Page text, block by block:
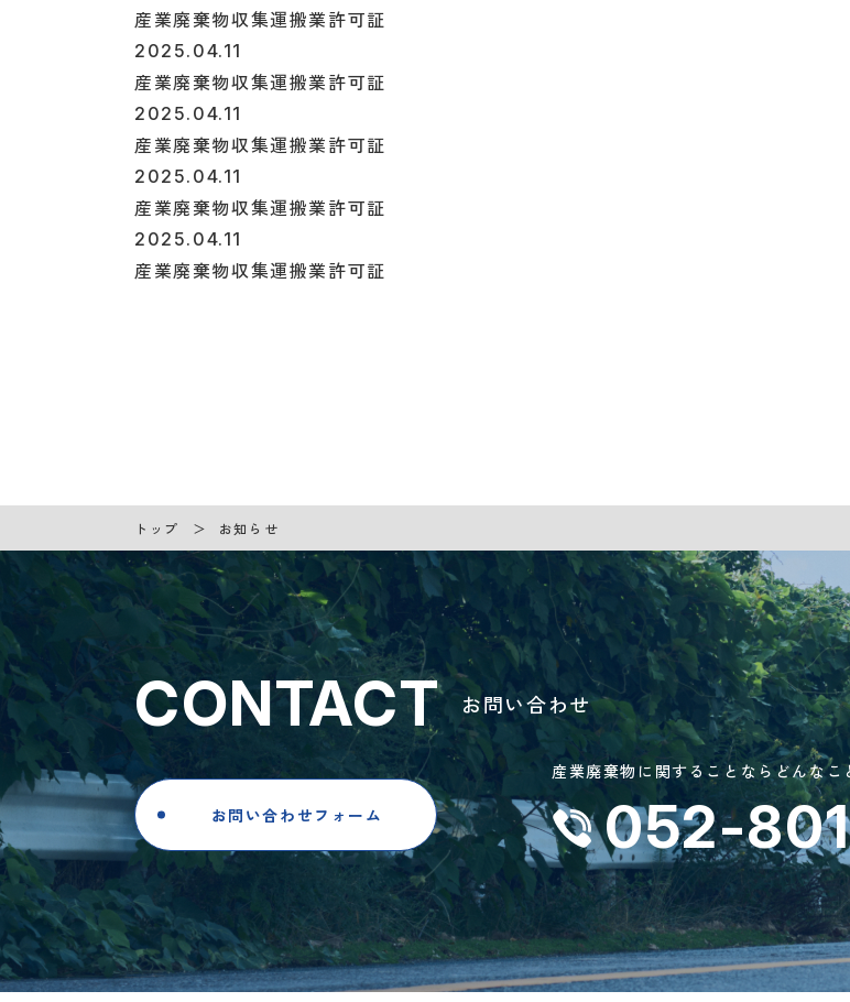
産業廃棄物収集運搬業許可証
2025.04.11
産業廃棄物収集運搬業許可証
2025.04.11
産業廃棄物収集運搬業許可証
2025.04.11
産業廃棄物収集運搬業許可証
2025.04.11
産業廃棄物収集運搬業許可証
トップ お知らせ
CONTACT お問い合わせ
産業廃棄物に関することならどんなこ
052-
お問い合わせフォーム